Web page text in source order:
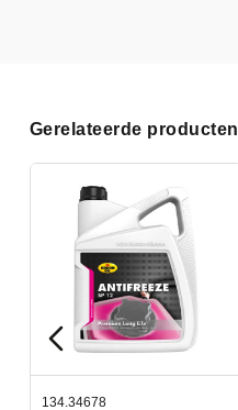
Gerelateerde producten
134.34678